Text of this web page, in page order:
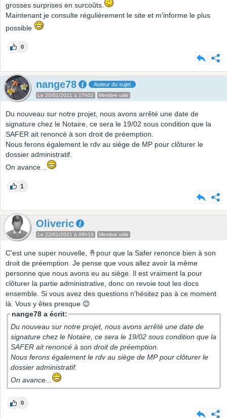
grosses surprises en surcoûts.
Maintenant je consulte régulièrement le site et m'informe le plus
possible
0
nange78 Auteur du sujet
Le 20/01/2021 à 17h02 Membre utile
Du nouveau sur notre projet, nous avons arrêté une date de
signature chez le Notaire, ce sera le 19/02 sous condition que la
SAFER ait renoncé à son droit de préemption.
Nous ferons également le rdv au siège de MP pour clôturer le
dossier administratif.
On avance...
1
Oliveric
Le 22/01/2021 à 09h19 Membre utile
C'est une super nouvelle, 🤞pour que la Safer renonce bien à son
droit de préemption. Je pense que vous allez avoir la même
personne que nous avons eu au siège. Il est vraiment la pour
clôturer la partie administrative, donc on revoie tout les docs
ensemble. Si vous avez des questions n'hésitez pas à ce moment
là. Vous y êtes presque 😊
nange78 a écrit:
Du nouveau sur notre projet, nous avons arrêté une date de
signature chez le Notaire, ce sera le 19/02 sous condition que la
SAFER ait renoncé à son droit de préemption.
Nous ferons également le rdv au siège de MP pour clôturer le
dossier administratif.
On avance...
0